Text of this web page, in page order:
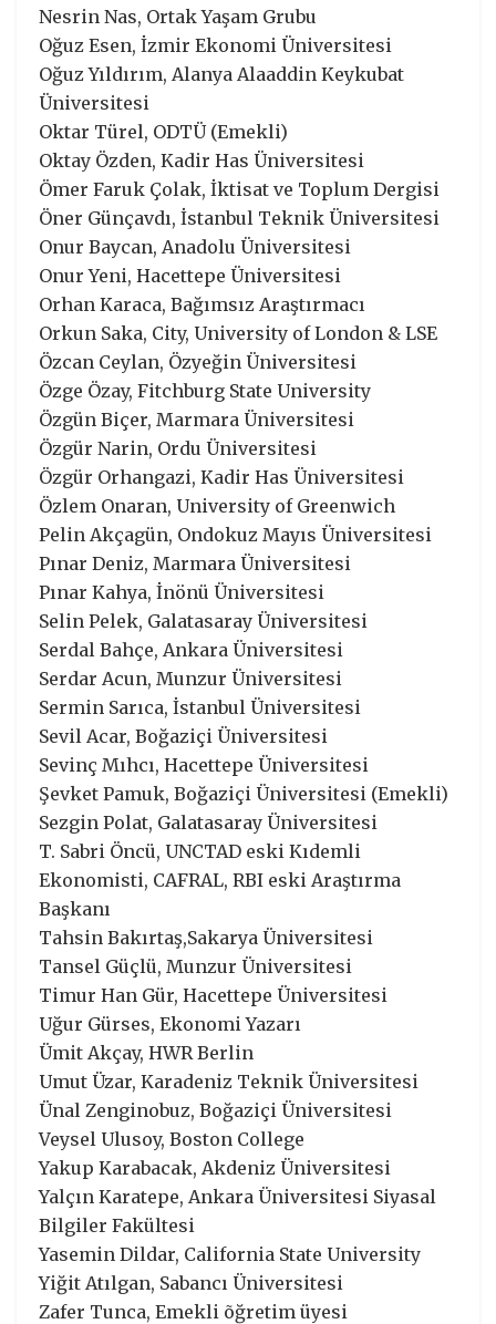
Nesrin Nas, Ortak Yaşam Grubu
Oğuz Esen, İzmir Ekonomi Üniversitesi
Oğuz Yıldırım, Alanya Alaaddin Keykubat
Üniversitesi
Oktar Türel, ODTÜ (Emekli)
Oktay Özden, Kadir Has Üniversitesi
Ömer Faruk Çolak, İktisat ve Toplum Dergisi
Öner Günçavdı, İstanbul Teknik Üniversitesi
Onur Baycan, Anadolu Üniversitesi
Onur Yeni, Hacettepe Üniversitesi
Orhan Karaca, Bağımsız Araştırmacı
Orkun Saka, City, University of London & LSE
Özcan Ceylan, Özyeğin Üniversitesi
Özge Özay, Fitchburg State University
Özgün Biçer, Marmara Üniversitesi
Özgür Narin, Ordu Üniversitesi
Özgür Orhangazi, Kadir Has Üniversitesi
Özlem Onaran, University of Greenwich
Pelin Akçagün, Ondokuz Mayıs Üniversitesi
Pınar Deniz, Marmara Üniversitesi
Pınar Kahya, İnönü Üniversitesi
Selin Pelek, Galatasaray Üniversitesi
Serdal Bahçe, Ankara Üniversitesi
Serdar Acun, Munzur Üniversitesi
Sermin Sarıca, İstanbul Üniversitesi
Sevil Acar, Boğaziçi Üniversitesi
Sevinç Mıhcı, Hacettepe Üniversitesi
Şevket Pamuk, Boğaziçi Üniversitesi (Emekli)
Sezgin Polat, Galatasaray Üniversitesi
T. Sabri Öncü, UNCTAD eski Kıdemli
Ekonomisti, CAFRAL, RBI eski Araştırma
Başkanı
Tahsin Bakırtaş,Sakarya Üniversitesi
Tansel Güçlü, Munzur Üniversitesi
Timur Han Gür, Hacettepe Üniversitesi
Uğur Gürses, Ekonomi Yazarı
Ümit Akçay, HWR Berlin
Umut Üzar, Karadeniz Teknik Üniversitesi
Ünal Zenginobuz, Boğaziçi Üniversitesi
Veysel Ulusoy, Boston College
Yakup Karabacak, Akdeniz Üniversitesi
Yalçın Karatepe, Ankara Üniversitesi Siyasal
Bilgiler Fakültesi
Yasemin Dildar, California State University
Yiğit Atılgan, Sabancı Üniversitesi
Zafer Tunca, Emekli õğretim üyesi